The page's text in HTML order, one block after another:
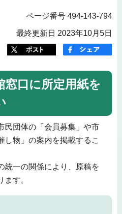
ページ番号 494-143-794
最終更新日 2023年10月5日
窓口に所定用紙を
団体の「会員募集」や市
し物」の案内を掲載するこ
一の関係により、原稿を
す。